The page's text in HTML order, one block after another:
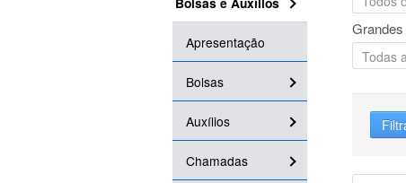
Apresentação
Bolsas
Auxílios
Chamadas